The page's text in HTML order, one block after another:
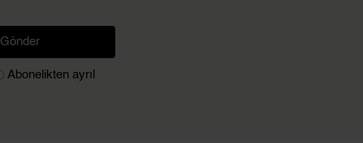
Gönder
Abonelikten ayrıl